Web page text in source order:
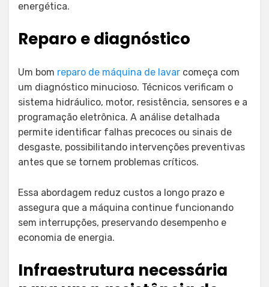
energética.
Reparo e diagnóstico
Um bom reparo de máquina de lavar começa com
um diagnóstico minucioso. Técnicos verificam o
sistema hidráulico, motor, resistência, sensores e a
programação eletrônica. A análise detalhada
permite identificar falhas precoces ou sinais de
desgaste, possibilitando intervenções preventivas
antes que se tornem problemas críticos.
Essa abordagem reduz custos a longo prazo e
assegura que a máquina continue funcionando
sem interrupções, preservando desempenho e
economia de energia.
Infraestrutura necessária